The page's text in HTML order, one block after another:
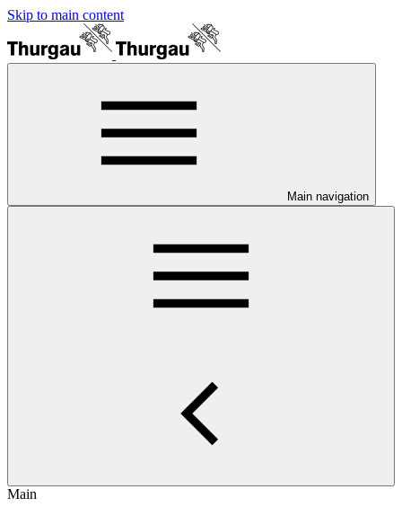
Skip to main content
Main navigation
Main